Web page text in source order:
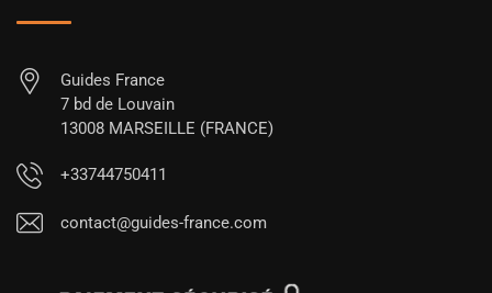
Guides France
7 bd de Louvain
13008 MARSEILLE (FRANCE)
+33744750411
contact@guides-france.com